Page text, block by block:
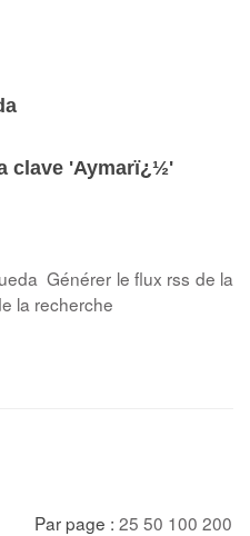
clave 'Aymarï¿½'
Générer le flux rss de la
la recherche
Par page : 25 50 100 200